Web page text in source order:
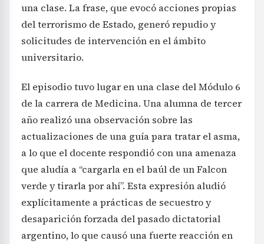
una clase. La frase, que evocó acciones propias
del terrorismo de Estado, generó repudio y
solicitudes de intervención en el ámbito
universitario.
El episodio tuvo lugar en una clase del Módulo 6
de la carrera de Medicina. Una alumna de tercer
año realizó una observación sobre las
actualizaciones de una guía para tratar el asma,
a lo que el docente respondió con una amenaza
que aludía a “cargarla en el baúl de un Falcon
verde y tirarla por ahí”. Esta expresión aludió
explícitamente a prácticas de secuestro y
desaparición forzada del pasado dictatorial
argentino, lo que causó una fuerte reacción en